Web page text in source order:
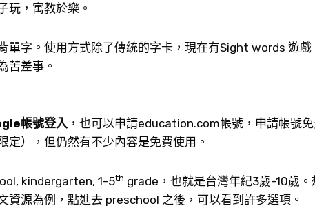
玩，寓教於樂。
單字。使用方式除了傳統的字卡，現在有Sight words 遊戲
苦差事。
帳號登入 ，也可以申請education.com帳號，申請帳號
），但仍然有不少內容是免費使用。
kindergarten, 1-5th grade，也就是台灣年紀3歲-10歲。
源為例，點進去 preschool 之後，可以看到許多選項。